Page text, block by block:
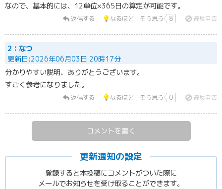
なので、基本的には、12単位×365日の算定が可能です。
返信する なるほど！そう思う 8 違反申告
2：なつ
更新日:2026年06月03日 20時17分
分かりやすい説明、ありがとうございます。
すごく参考になりました。
返信する なるほど！そう思う 0 違反申告
コメントを書く
更新通知の設定
登録すると本投稿にコメントがついた際に
メールでお知らせを受け取ることができます。